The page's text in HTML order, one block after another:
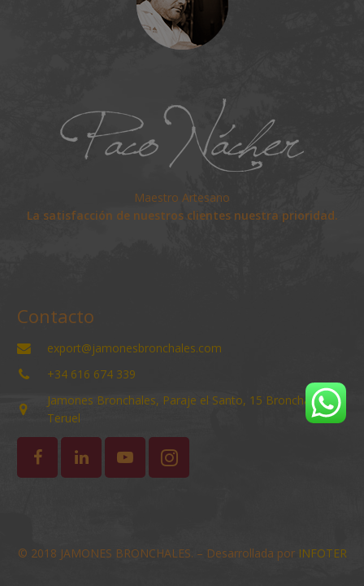
Maestro Artesano
La satisfacción de nuestros clientes nuestra prioridad.
Contacto
export@jamonesbronchales.com
+34 616 674 339
Jamones Bronchales, Paraje el Santo, 15 Bronchales
Teruel
© 2018 JAMONES BRONCHALES. – Desarrollada por INFOTER